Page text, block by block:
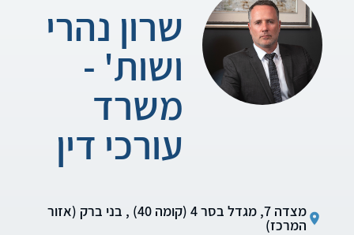
שרון נהרי
ושות' -
משרד
עורכי דין
מצדה 7, מגדל בסר 4 (קומה 40) , בני ברק (אזור
המרכז)